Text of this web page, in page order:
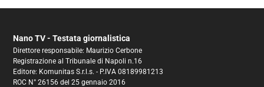
Nano TV - Testata giornalistica
Direttore responsabile: Maurizio Cerbone
Registrazione al Tribunale di Napoli n.16
Editore: Komunitas S.r.l.s. - P.IVA 08189981213
ROC N° 26156 del 25 gennaio 2016